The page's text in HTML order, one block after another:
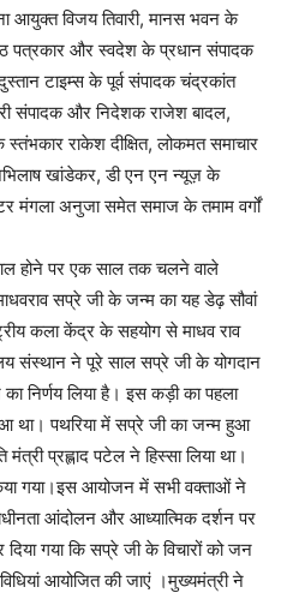
आयुक्त विजय तिवारी, मानस भवन के
पत्रकार और स्वदेश के प्रधान संपादक
टाइम्स के पूर्व संपादक चंद्रकांत
संपादक और निदेशक राजेश बादल,
राकेश दीक्षित, लोकमत समाचार
खांडेकर, डी एन एन न्यूज़ के
मंगला अनुजा समेत समाज के तमाम वर्गों
होने पर एक साल तक चलने वाले
सप्रे जी के जन्म का यह डेढ़ सौवां
कला केंद्र के सहयोग से माधव राव
संस्थान ने पूरे साल सप्रे जी के योगदान
निर्णय लिया है। इस कड़ी का पहला
था। पथरिया में सप्रे जी का जन्म हुआ
प्रह्लाद पटेल ने हिस्सा लिया था।
गया।इस आयोजन में सभी वक्ताओं ने
आंदोलन और आध्यात्मिक दर्शन पर
गया कि सप्रे जी के विचारों को जन
आयोजित की जाएं ।मुख्यमंत्री ने